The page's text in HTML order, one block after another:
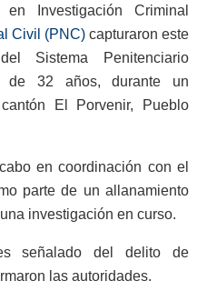
Investigación Criminal
Civil (PNC) capturaron este
Sistema Penitenciario
de 32 años, durante un
El Porvenir, Pueblo
en coordinación con el
parte de un allanamiento
investigación en curso.
señalado del delito de
las autoridades.